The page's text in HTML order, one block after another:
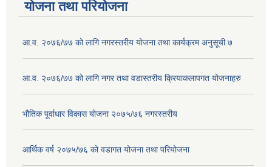
योजना तथा परियोजना
आ.व. २०७६/७७ को लागि नगरस्तरीय योजना तथा कार्यक्रम अनुसूची ७
आ.व. २०७६/७७ को लागि नगर तथा वडास्तरीय क्रियाकलापगत योजनाहरु
भौतिक पूर्वाधार विकास योजना २०७५/७६ नगरस्तरीय
आर्थिक वर्ष २०७५/७६ को वडागत योजना तथा परियोजना